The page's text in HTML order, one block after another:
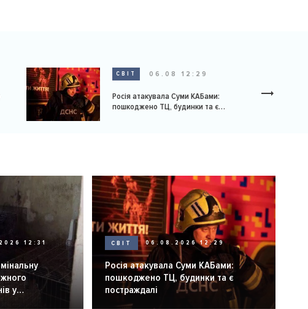
СВІТ 06.08 12:29
Росія атакувала Суми КАБами:
пошкоджено ТЦ, будинки та є
12:31
у
СВІТ 06.08.2026 12:29
Росія атакувала Суми КАБами:
пошкоджено ТЦ, будинки та є
постраждалі